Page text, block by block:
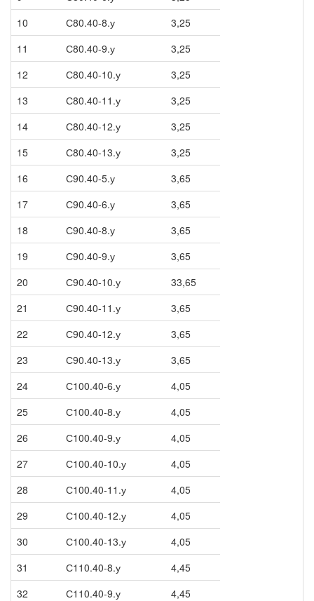
10
С80.40-8.у
3,25
11
С80.40-9.у
3,25
12
С80.40-10.у
3,25
13
С80.40-11.у
3,25
14
С80.40-12.у
3,25
15
С80.40-13.у
3,25
16
С90.40-5.у
3,65
17
С90.40-6.у
3,65
18
С90.40-8.у
3,65
19
С90.40-9.у
3,65
20
С90.40-10.у
33,65
21
С90.40-11.у
3,65
22
С90.40-12.у
3,65
23
С90.40-13.у
3,65
24
С100.40-6.у
4,05
25
С100.40-8.у
4,05
26
С100.40-9.у
4,05
27
С100.40-10.у
4,05
28
С100.40-11.у
4,05
29
С100.40-12.у
4,05
30
С100.40-13.у
4,05
31
С110.40-8.у
4,45
32
С110.40-9.у
4,45